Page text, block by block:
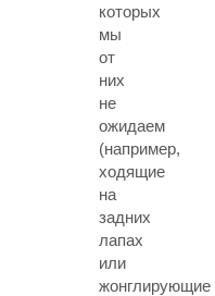
которых
мы
от
них
не
ожидаем
(например,
ходящие
на
задних
лапах
или
жонглирующие